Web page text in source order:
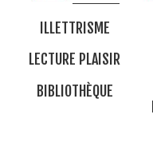
ILLETTRISME
LECTURE PLAISIR
BIBLIOTHÈQUE